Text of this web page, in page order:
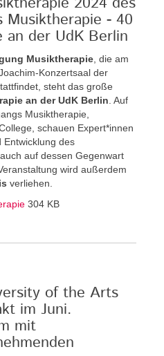
Musiktherapie - 40
an der UdK Berlin
Musiktherapie , die am
Konzertsaal der
steht das große
an der UdK Berlin . Auf
Musiktherapie,
schauen Expert*innen
Entwicklung des
auf dessen Gegenwart
wird außerdem
verliehen.
304 KB
of the Arts
im Juni.
mit